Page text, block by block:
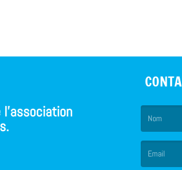
l'association